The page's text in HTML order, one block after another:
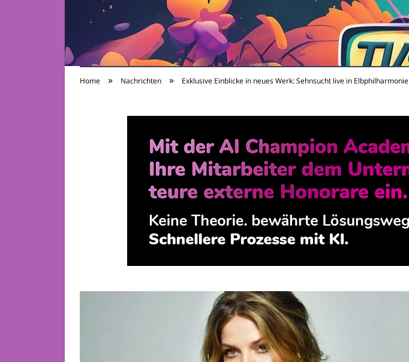
Home » Nachrichten » Exklusive Einblicke in neues Werk: Sehnsucht live in Elbphilharmonie